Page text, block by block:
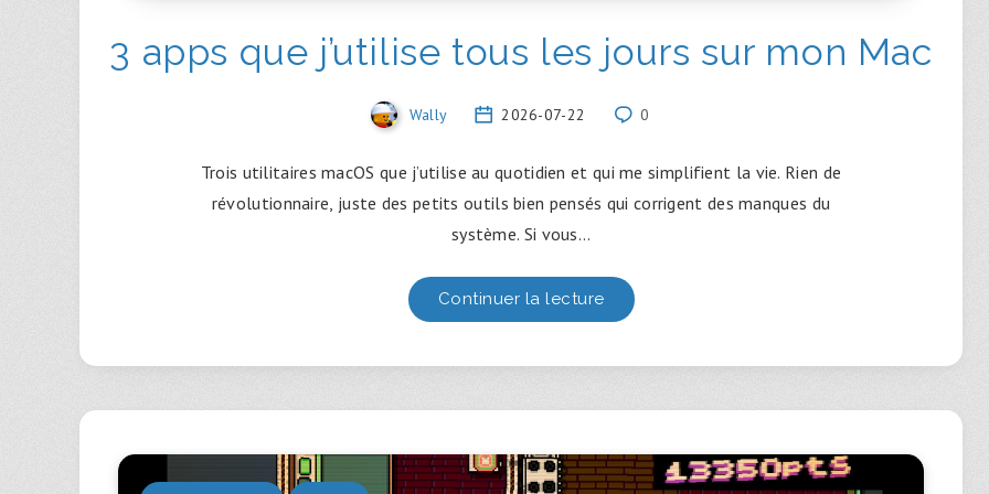
3 apps que j’utilise tous les jours sur mon Mac
Wally 2026-07-22 0
Trois utilitaires macOS que j’utilise au quotidien et qui me simplifient la vie. Rien de
révolutionnaire, juste des petits outils bien pensés qui corrigent des manques du
système. Si vous…
Continuer la lecture